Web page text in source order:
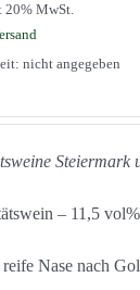
20% MwSt.
nicht angegeben
Steiermark
– 11,5
Nase nach